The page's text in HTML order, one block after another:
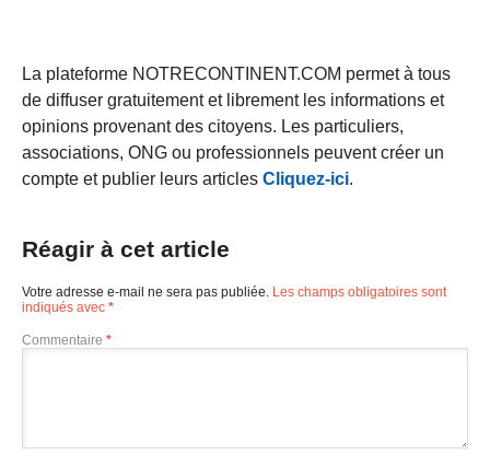
La plateforme NOTRECONTINENT.COM permet à tous
de diffuser gratuitement et librement les informations et
opinions provenant des citoyens. Les particuliers,
associations, ONG ou professionnels peuvent créer un
compte et publier leurs articles Cliquez-ici.
Réagir à cet article
Votre adresse e-mail ne sera pas publiée. Les champs obligatoires sont
indiqués avec *
Commentaire *